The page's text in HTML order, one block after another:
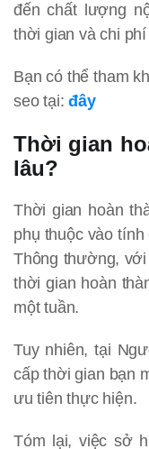
đến chất lượng
thời gian và chi
Bạn có thể tham
seo tại:đây
Thời gian
lâu?
Thời gian hoàn
phụ thuộc vào
Thông thường,
thời gian hoàn
một tuần.
Tuy nhiên, tại
cấp thời gian bạn
ưu tiên thực hiện.
Tóm lại, việc sở